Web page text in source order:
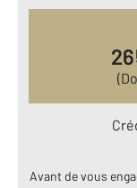
Avant de vous